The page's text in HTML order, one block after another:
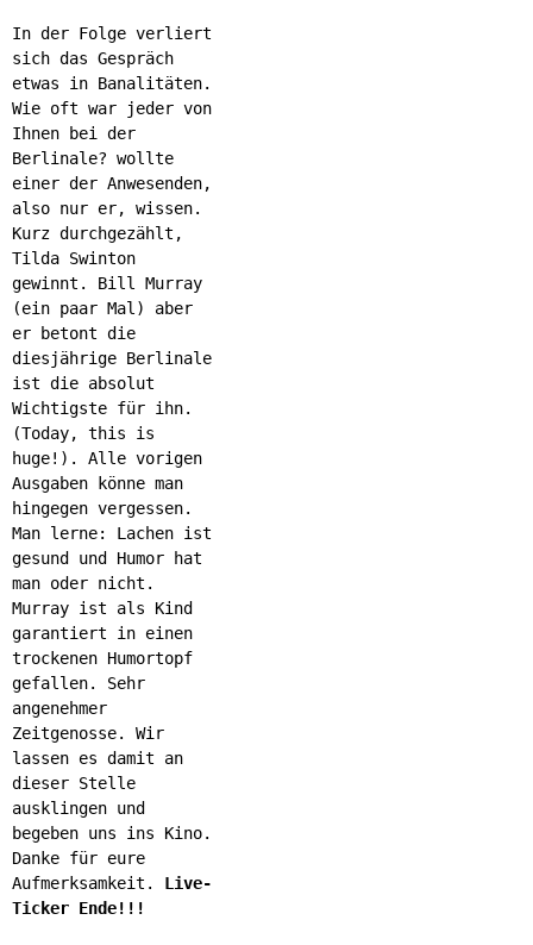
In der Folge verliert
sich das Gespräch
etwas in Banalitäten.
Wie oft war jeder von
Ihnen bei der
Berlinale? wollte
einer der Anwesenden,
also nur er, wissen.
Kurz durchgezählt,
Tilda Swinton
gewinnt. Bill Murray
(ein paar Mal) aber
er betont die
diesjährige Berlinale
ist die absolut
Wichtigste für ihn.
(Today, this is
huge!). Alle vorigen
Ausgaben könne man
hingegen vergessen.
Man lerne: Lachen ist
gesund und Humor hat
man oder nicht.
Murray ist als Kind
garantiert in einen
trockenen Humortopf
gefallen. Sehr
angenehmer
Zeitgenosse. Wir
lassen es damit an
dieser Stelle
ausklingen und
begeben uns ins Kino.
Danke für eure
Aufmerksamkeit. Live-
Ticker Ende!!!